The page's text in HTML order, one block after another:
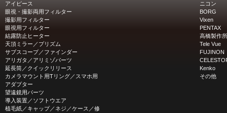
アイピース
眼視・撮影両用フィルター
撮影用フィルター
眼視用フィルター
結露防止ヒーター
天頂ミラー／プリズム
サブスコープ／ファインダー
アリガタ／アリミゾパーツ
延長筒／クイックリリース
カメラマウント用Tリング／スマホ用
アダプター
望遠鏡用パーツ
導入装置／ソフトウエア
植毛紙／キャップ／ネジ／ケース／修
ニコン
BORG
Vixen
PENTAX
高橋製作所
Tele Vue
FUJINON
Kenko
その他